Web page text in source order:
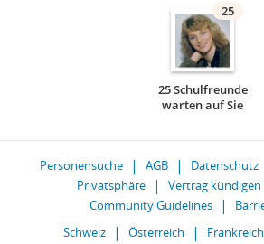
25
25 Schulfreunde
warten auf Sie
Personensuche AGB Datenschutz
Privatsphäre
Vertrag kündigen
Community Guidelines
Schweiz
Österreich Frankreich